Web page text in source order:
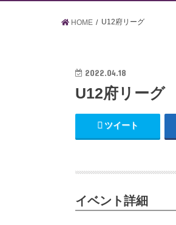
HOME U12府リーグ
2022.04.18
U12府リーグ
ツイート
イベント詳細